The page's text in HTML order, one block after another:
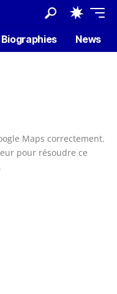
Biographies News
Maps correctement.
pour résoudre ce